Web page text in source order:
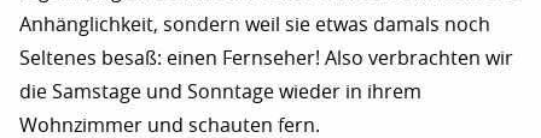
Anhänglichkeit, sondern weil sie etwas damals noch
Seltenes besaß: einen Fernseher! Also verbrachten wir
die Samstage und Sonntage wieder in ihrem
Wohnzimmer und schauten fern.